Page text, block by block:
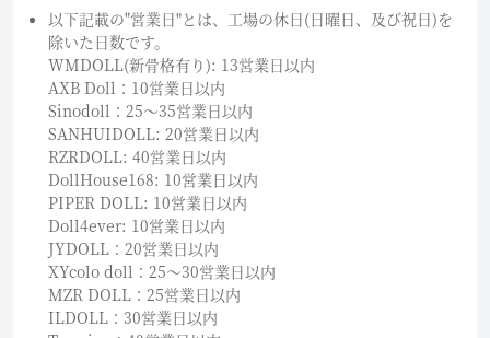
以下記載の"営業日"とは、工場の休日(日曜日、及び祝日)を
除いた日数です。
WMDOLL(新骨格有り): 13営業日以内
AXB Doll：10営業日以内
Sinodoll：25〜35営業日以内
SANHUIDOLL: 20営業日以内
RZRDOLL: 40営業日以内
DollHouse168: 10営業日以内
PIPER DOLL: 10営業日以内
Doll4ever: 10営業日以内
JYDOLL：20営業日以内
XYcolo doll：25〜30営業日以内
MZR DOLL：25営業日以内
ILDOLL：30営業日以内